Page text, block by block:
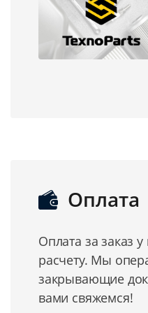
Оплата
Оплата за заказ
расчету. Мы
закрывающие
вами свяжемся!